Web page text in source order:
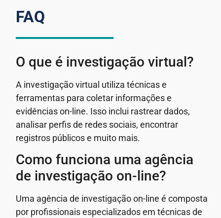
FAQ
O que é investigação virtual?
A investigação virtual utiliza técnicas e
ferramentas para coletar informações e
evidências on-line. Isso inclui rastrear dados,
analisar perfis de redes sociais, encontrar
registros públicos e muito mais.
Como funciona uma agência
de investigação on-line?
Uma agência de investigação on-line é composta
por profissionais especializados em técnicas de